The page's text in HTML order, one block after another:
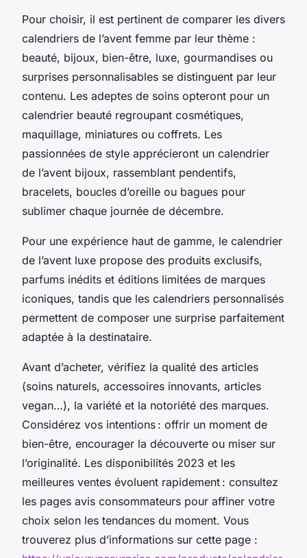
Pour choisir, il est pertinent de comparer les divers
calendriers de l’avent femme par leur thème :
beauté, bijoux, bien-être, luxe, gourmandises ou
surprises personnalisables se distinguent par leur
contenu. Les adeptes de soins opteront pour un
calendrier beauté regroupant cosmétiques,
maquillage, miniatures ou coffrets. Les
passionnées de style apprécieront un calendrier
de l’avent bijoux, rassemblant pendentifs,
bracelets, boucles d’oreille ou bagues pour
sublimer chaque journée de décembre.
Pour une expérience haut de gamme, le calendrier
de l’avent luxe propose des produits exclusifs,
parfums inédits et éditions limitées de marques
iconiques, tandis que les calendriers personnalisés
permettent de composer une surprise parfaitement
adaptée à la destinataire.
Avant d’acheter, vérifiez la qualité des articles
(soins naturels, accessoires innovants, articles
vegan…), la variété et la notoriété des marques.
Considérez vos intentions : offrir un moment de
bien-être, encourager la découverte ou miser sur
l’originalité. Les disponibilités 2023 et les
meilleures ventes évoluent rapidement : consultez
les pages avis consommateurs pour affiner votre
choix selon les tendances du moment. Vous
trouverez plus d’informations sur cette page :